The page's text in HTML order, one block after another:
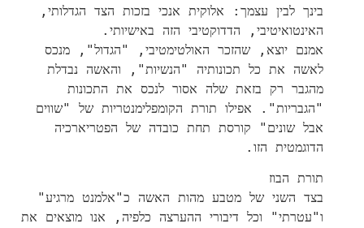
בינך לבין עצמך: אלוקית אנכי בזכות הצד הגדלותי,
האינטואיטיבי, הדדוקטיבי הזה באישיותי.
אמנם יוצא, שהזכר האולטימטיבי, "הגדול", מנכס
לאשה את כל תכונותיה "הנשיות", והאשה נבדלת
מהגבר רק בזאת שלה אסור לנכס את התכונות
"הגבריות". אפילו תורת הקומפלימנטריות של "שווים
אבל שונים" קורסת תחת כובדה של הפטריארכיה
הדוגמטית הזו.
תורת הבוז
בצד השני של מטבע מהות האשה כ"אלמנט מרגיע"
ו"עטרתי" וכל דיבורי ההערצה כלפיה, אנו מוצאים את